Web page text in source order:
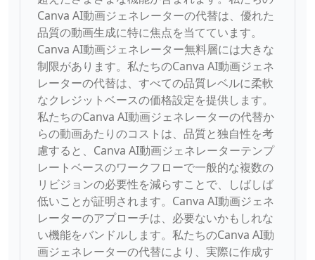
Canva AI動画ジェネレーターの代替は、優れた
品質の動画生成に特に焦点を当てています。
Canva AI動画ジェネレーター無料層には大きな
制限があります。私たちのCanva AI動画ジェネ
レーターの代替は、すべての品質レベルに柔軟
なクレジットベースの価格設定を提供します。
私たちのCanva AI動画ジェネレーターの代替か
らの動画あたりのコストは、品質と独自性を考
慮すると、Canva AI動画ジェネレーターテンプ
レートベースのワークフローで一般的な複数の
リビジョンの必要性を減らすことで、しばしば
低いことが証明されます。Canva AI動画ジェネ
レーターのアプローチは、必要ないかもしれな
い機能をバンドルします。私たちのCanva AI動
画ジェネレーターの代替により、実際に作成す